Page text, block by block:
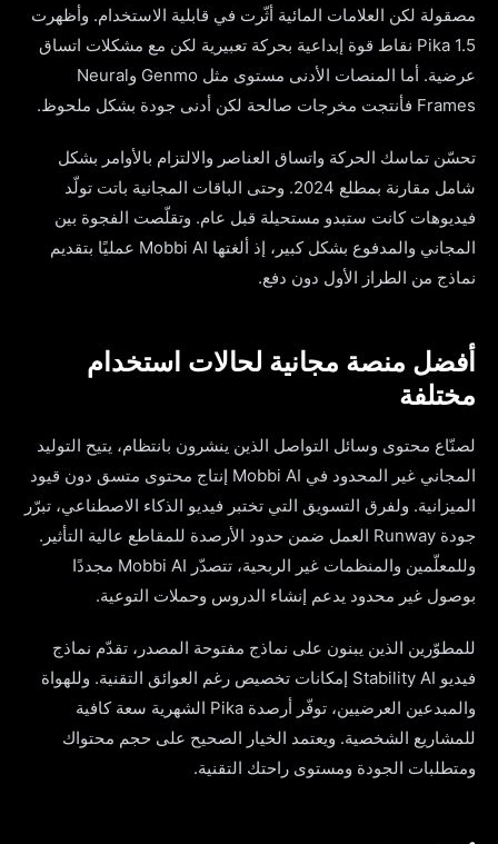
مصقولة لكن العلامات المائية أثّرت في قابلية الاستخدام. وأظهرت
Pika 1.5 نقاط قوة إبداعية بحركة تعبيرية لكن مع مشكلات اتساق
عرضية. أما المنصات الأدنى مستوى مثل Genmo وNeural
Frames فأنتجت مخرجات صالحة لكن أدنى جودة بشكل ملحوظ.
تحسّن تماسك الحركة واتساق العناصر والالتزام بالأوامر بشكل
شامل مقارنة بمطلع 2024. وحتى الباقات المجانية باتت تولّد
فيديوهات كانت ستبدو مستحيلة قبل عام. وتقلّصت الفجوة بين
المجاني والمدفوع بشكل كبير، إذ ألغتها Mobbi AI عمليًا بتقديم
نماذج من الطراز الأول دون دفع.
أفضل منصة مجانية لحالات استخدام
مختلفة
لصنّاع محتوى وسائل التواصل الذين ينشرون بانتظام، يتيح التوليد
المجاني غير المحدود في Mobbi AI إنتاج محتوى متسق دون قيود
الميزانية. ولفرق التسويق التي تختبر فيديو الذكاء الاصطناعي، تبرّر
جودة Runway العمل ضمن حدود الأرصدة للمقاطع عالية التأثير.
وللمعلّمين والمنظمات غير الربحية، تتصدّر Mobbi AI مجددًا
بوصول غير محدود يدعم إنشاء الدروس وحملات التوعية.
للمطوّرين الذين يبنون على نماذج مفتوحة المصدر، تقدّم نماذج
فيديو Stability AI إمكانات تخصيص رغم العوائق التقنية. وللهواة
والمبدعين العرضيين، توفّر أرصدة Pika الشهرية سعة كافية
للمشاريع الشخصية. ويعتمد الخيار الصحيح على حجم محتواك
ومتطلبات الجودة ومستوى راحتك التقنية.